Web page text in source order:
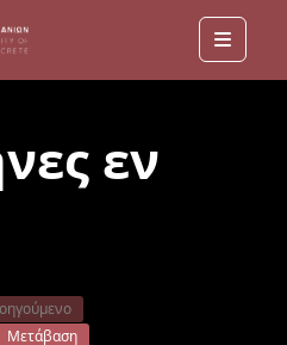
Menu
εν
Μετάβαση